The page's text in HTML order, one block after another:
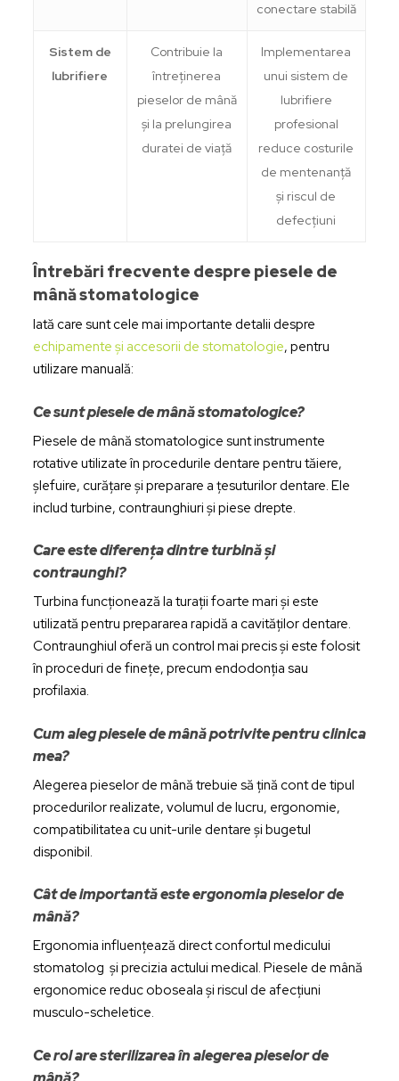
conectare stabilă
Sistem de
lubrifiere
Contribuie la
întreținerea
pieselor de mână
și la prelungirea
duratei de viață
Implementarea
unui sistem de
lubrifiere
profesional
reduce costurile
de mentenanță
și riscul de
defecțiuni
Întrebări frecvente despre piesele de
mână stomatologice
Iată care sunt cele mai importante detalii despre
echipamente și accesorii de stomatologie, pentru
utilizare manuală:
Ce sunt piesele de mână stomatologice?
Piesele de mână stomatologice sunt instrumente
rotative utilizate în procedurile dentare pentru tăiere,
șlefuire, curățare și preparare a țesuturilor dentare. Ele
includ turbine, contraunghiuri și piese drepte.
Care este diferența dintre turbină și
contraunghi?
Turbina funcționează la turații foarte mari și este
utilizată pentru prepararea rapidă a cavităților dentare.
Contraunghiul oferă un control mai precis și este folosit
în proceduri de finețe, precum endodonția sau
profilaxia.
Cum aleg piesele de mână potrivite pentru clinica
mea?
Alegerea pieselor de mână trebuie să țină cont de tipul
procedurilor realizate, volumul de lucru, ergonomie,
compatibilitatea cu unit-urile dentare și bugetul
disponibil.
Cât de importantă este ergonomia pieselor de
mână?
Ergonomia influențează direct confortul medicului
stomatolog și precizia actului medical. Piesele de mână
ergonomice reduc oboseala și riscul de afecțiuni
musculo-scheletice.
Ce rol are sterilizarea în alegerea pieselor de